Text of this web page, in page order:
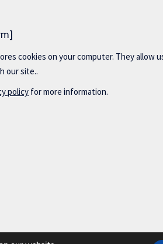
cookies on your computer. They allow
our site..
policy for more information.